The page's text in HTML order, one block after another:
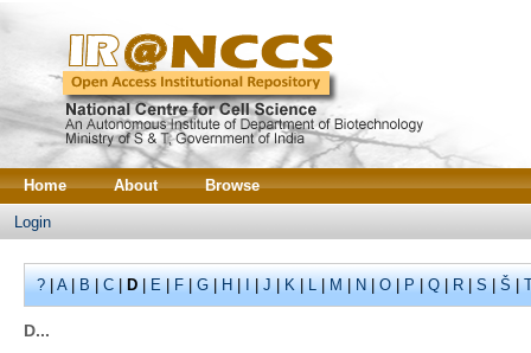
Home About Browse
Login
?|A|B|C|D|E|F|G|H|I|J|K|L|M|N|O|P|Q|R|S|Š|
D...